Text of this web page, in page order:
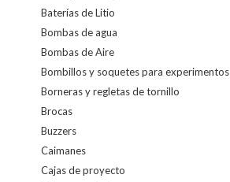
Baterías de Litio
Bombas de agua
Bombas de Aire
Bombillos y soquetes para experimentos
Borneras y regletas de tornillo
Brocas
Buzzers
Caimanes
Cajas de proyecto